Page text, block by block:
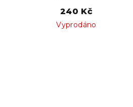
240 Kč
Vyprodáno